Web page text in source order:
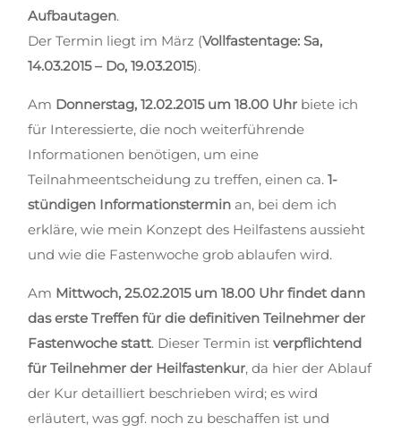
Aufbautagen.
Der Termin liegt im März (Vollfastentage: Sa,
14.03.2015 – Do, 19.03.2015).
Am Donnerstag, 12.02.2015 um 18.00 Uhr biete ich
für Interessierte, die noch weiterführende
Informationen benötigen, um eine
Teilnahmeentscheidung zu treffen, einen ca.1-
stündigen Informationstermin an, bei dem ich
erkläre, wie mein Konzept des Heilfastens aussieht
und wie die Fastenwoche grob ablaufen wird.
Am Mittwoch, 25.02.2015 um 18.00 Uhr findet dann
das erste Treffen für die definitiven Teilnehmer der
Fastenwoche statt. Dieser Termin istverpflichtend
für Teilnehmer der Heilfastenkur, da hier der Ablauf
der Kur detailliert beschrieben wird; es wird
erläutert, was ggf. noch zu beschaffen ist und